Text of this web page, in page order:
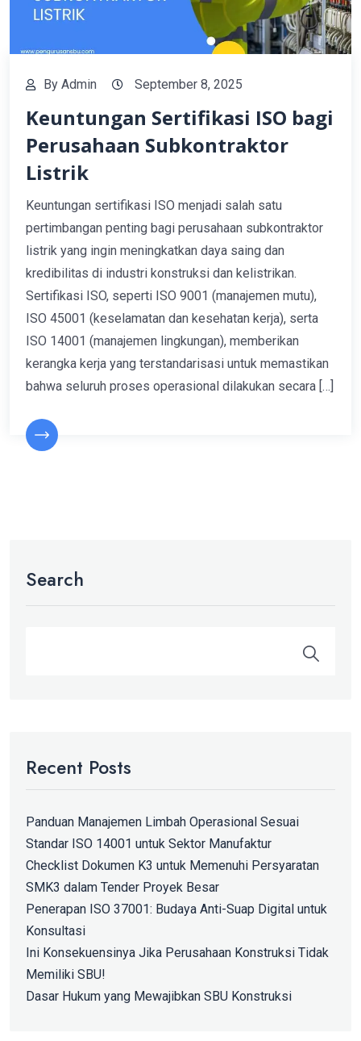
By Admin September 8, 2025
Keuntungan Sertifikasi ISO bagi
Perusahaan Subkontraktor
Listrik
Keuntungan sertifikasi ISO menjadi salah satu
pertimbangan penting bagi perusahaan subkontraktor
listrik yang ingin meningkatkan daya saing dan
kredibilitas di industri konstruksi dan kelistrikan.
Sertifikasi ISO, seperti ISO 9001 (manajemen mutu),
ISO 45001 (keselamatan dan kesehatan kerja), serta
ISO 14001 (manajemen lingkungan), memberikan
kerangka kerja yang terstandarisasi untuk memastikan
bahwa seluruh proses operasional dilakukan secara […]
Search
Recent Posts
Panduan Manajemen Limbah Operasional Sesuai
Standar ISO 14001 untuk Sektor Manufaktur
Checklist Dokumen K3 untuk Memenuhi Persyaratan
SMK3 dalam Tender Proyek Besar
Penerapan ISO 37001: Budaya Anti-Suap Digital untuk
Konsultasi
Ini Konsekuensinya Jika Perusahaan Konstruksi Tidak
Memiliki SBU!
Dasar Hukum yang Mewajibkan SBU Konstruksi